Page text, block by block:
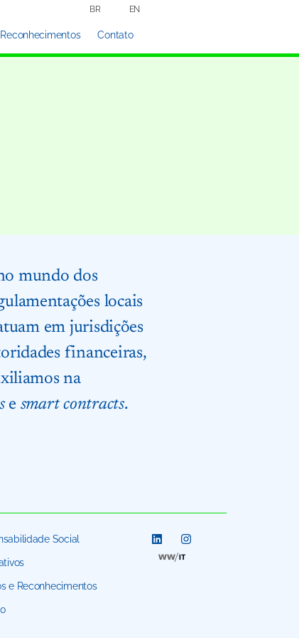
BR EN
Contato
mundo dos
locais
em jurisdições
financeiras,
na
e smart contracts.
Social
e Reconhecimentos